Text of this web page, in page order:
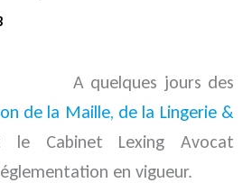
A quelques jours des
de la Maille, de la Lingerie &
Cabinet Lexing Avocat
en vigueur.